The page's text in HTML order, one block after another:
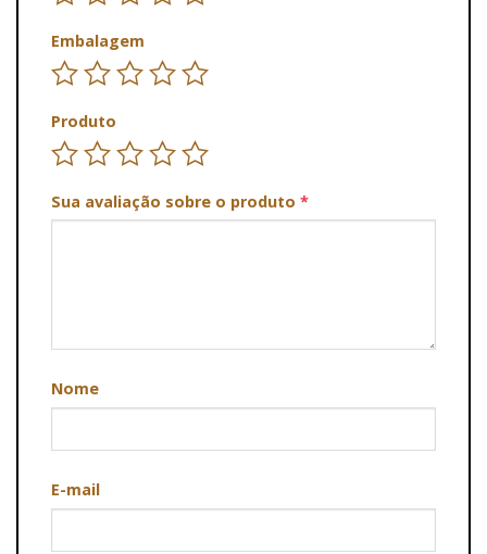
Embalagem
Produto
Sua avaliação sobre o produto *
Nome
E-mail